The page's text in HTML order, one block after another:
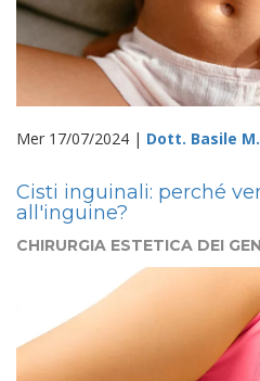
Mer 17/07/2024 | Dott. Basile
Cisti inguinali: perché
all'inguine?
CHIRURGIA ESTETICA DEI